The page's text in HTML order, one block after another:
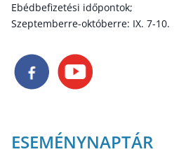
Ebédbefizetési időpontok;
Szeptemberre-októberre: IX. 7-10.
ESEMÉNYNAPTÁR